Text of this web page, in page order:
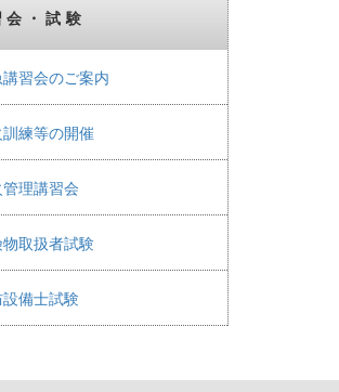
会・試験
習会のご案内
練等の開催
理講習会
取扱者試験
備士試験